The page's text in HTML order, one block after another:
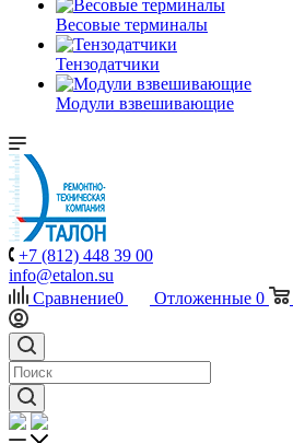
Весовые терминалы
Тензодатчики
Модули взвешивающие
+7 (812) 448 39 00
info@etalon.su
Сравнение0 Отложенные 0